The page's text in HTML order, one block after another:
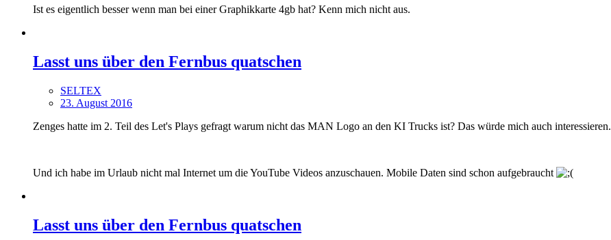
Ist es eigentlich besser wenn man bei einer Graphikkarte 4gb hat? Kenn mich nicht aus.
Lasst uns über den Fernbus quatschen
SELTEX
23. August 2016
Zenges hatte im 2. Teil des Let's Plays gefragt warum nicht das MAN Logo an den KI Trucks ist? Das würde mich auch interessieren.
Und ich habe im Urlaub nicht mal Internet um die YouTube Videos anzuschauen. Mobile Daten sind schon aufgebraucht
Lasst uns über den Fernbus quatschen